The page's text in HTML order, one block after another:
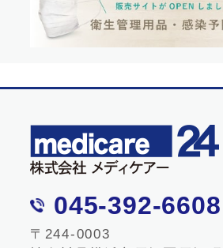
045-392-6608
〒244-0003